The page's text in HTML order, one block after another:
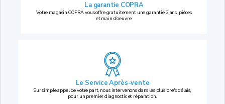
La garantie COPRA
Votre magasin COPRA vous offre gratuitement une garantie 2 ans, pièces
et main d’oeuvre.
Le Service Après-vente
Sur simple appel de votre part, nous intervenons dans les plus brefs délais,
pour un premier diagnostic et réparation.